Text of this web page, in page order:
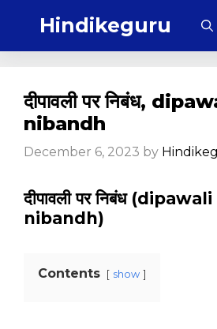
Hindikeguru
दीपावली पर निबंध,
nibandh
December 6, 2023 by
दीपावली पर निबंध
nibandh)
Contents show